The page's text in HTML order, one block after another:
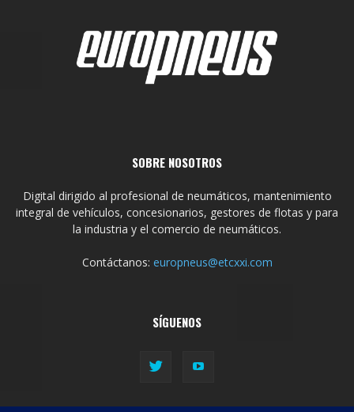
SOBRE NOSOTROS
Digital dirigido al profesional de neumáticos, mantenimiento
integral de vehículos, concesionarios, gestores de flotas y para
la industria y el comercio de neumáticos.
Contáctanos: europneus@etcxxi.com
SÍGUENOS